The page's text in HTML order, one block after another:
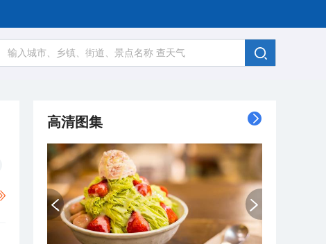
高清图集